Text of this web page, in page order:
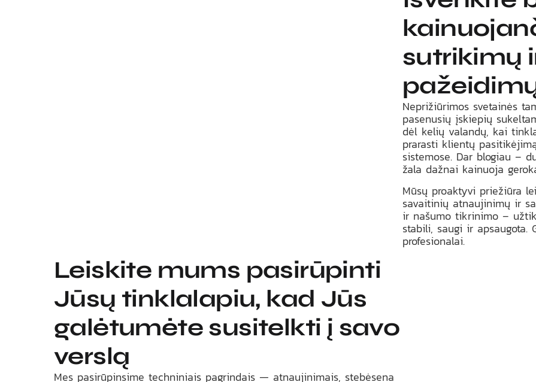
sutrikimų
Neprižiūrimos svetainės
pasenusių įskiepių
dėl kelių valandų, kai
prarasti klientų
sistemose. Dar blogiau –
žala dažnai kainuoja
Mūsų proaktyvi priežiūra
savaitinių atnaujinimų ir
ir našumo tikrinimo –
stabili, saugi ir
profesionalai.
Leiskite mums pasirūpinti
Jūsų tinklalapiu, kad Jūs
galėtumėte susitelkti į savo
verslą
Mes pasirūpinsime techniniais pagrindais — atnaujinimais, stebėsena